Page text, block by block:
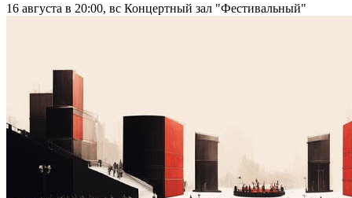
16 августа в 20:00, вс Концертный зал "Фестивальный"